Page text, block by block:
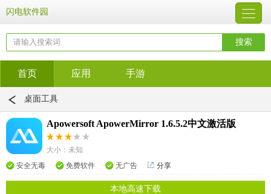
闪电软件园
首页 应用 手游
桌面工具
Apowersoft ApowerMirror 1.6.5.2中文激活版
大小：未知
安全无毒
免费软件 无广告 分享
本地高速下载